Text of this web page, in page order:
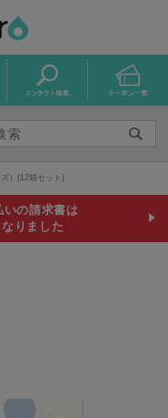
）(12箱セット)
いの請求書は
りました